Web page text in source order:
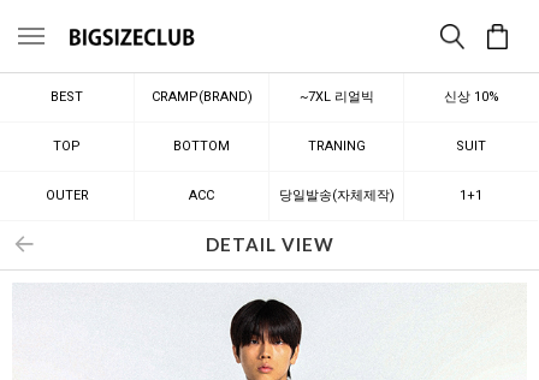
메뉴
BEST CRAMP(BRAND) ~7XL 리얼빅 신상 10%
TOP BOTTOM TRANING SUIT
OUTER ACC 당일발송(자체제작) 1+1
DETAIL VIEW